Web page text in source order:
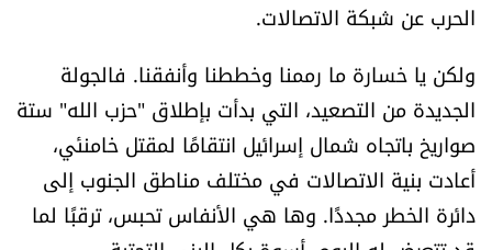
الحرب عن شبكة الاتصالات.
ولكن يا خسارة ما رممنا وخططنا وأنفقنا. فالجولة
الجديدة من التصعيد، التي بدأت بإطلاق "حزب الله" ستة
صواريخ باتجاه شمال إسرائيل انتقامًا لمقتل خامنئي،
أعادت بنية الاتصالات في مختلف مناطق الجنوب إلى
دائرة الخطر مجددًا. وها هي الأنفاس تحبس، ترقبًا لما